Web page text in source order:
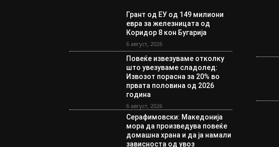
Грант од ЕУ од 149 милиони
евра за железницата од
Коридор 8 кон Бугарија
6 август, 2026
Повеќе извезуваме отколку
што увезуваме сладолед:
Извозот порасна за 20% во
првата половина од 2026
година
6 август, 2026
Серафимовски: Македонија
мора да произведува повеќе
домашна храна и да ја намали
зависноста од увоз